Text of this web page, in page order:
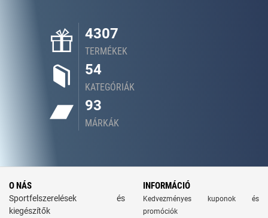
4307
TERMÉKEK
54
KATEGÓRIÁK
93
MÁRKÁK
O NÁS
Sportfelszerelések és
kiegészítők
INFORMÁCIÓ
Kedvezményes kuponok és
promóciók